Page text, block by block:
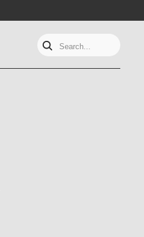
Search...